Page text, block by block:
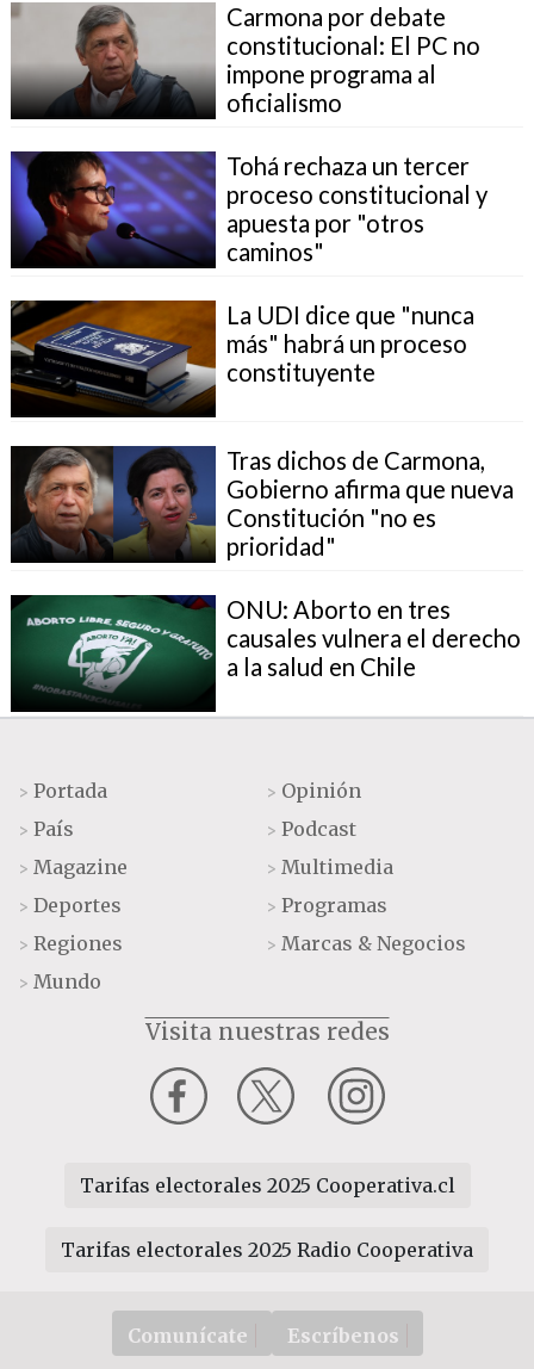
Carmona por debate
constitucional: El PC no
impone programa al
oficialismo
Tohá rechaza un tercer
proceso constitucional y
apuesta por "otros
caminos"
La UDI dice que "nunca
más" habrá un proceso
constituyente
Tras dichos de Carmona,
Gobierno afirma que nueva
Constitución "no es
prioridad"
ONU: Aborto en tres
causales vulnera el derecho
a la salud en Chile
> Portada
> País
> Magazine
> Deportes
> Regiones
> Mundo
> Opinión
> Podcast
> Multimedia
> Programas
> Marcas & Negocios
Visita nuestras redes
Tarifas electorales 2025 Cooperativa.cl
Tarifas electorales 2025 Radio Cooperativa
Comunícate Escríbenos